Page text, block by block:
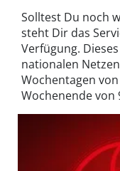
Solltest Du noch
steht Dir das
Verfügung.
nationalen
Wochentagen
Wochenende von